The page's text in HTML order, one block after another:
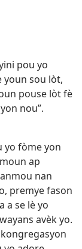
pou yo
youn sou lòt,
pouse lòt fè
nou”.
yo fòme yon
ap
nan
premye fason
a se lè yo
avèk yo.